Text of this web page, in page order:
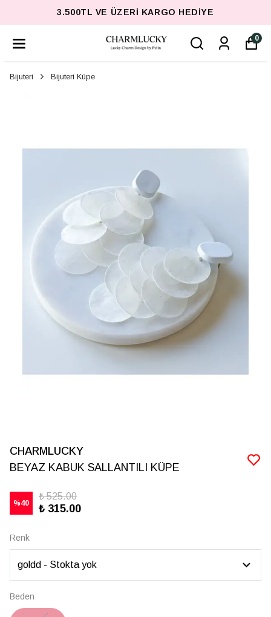
3.500TL VE ÜZERI KARGO HEDIYE
0
Bijuteri Bijuteri Küpe
CHARMLUCKY
BEYAZ KABUK SALLANTILI KÜPE
%40
₺ 525.00
₺ 315.00
Renk
Beden